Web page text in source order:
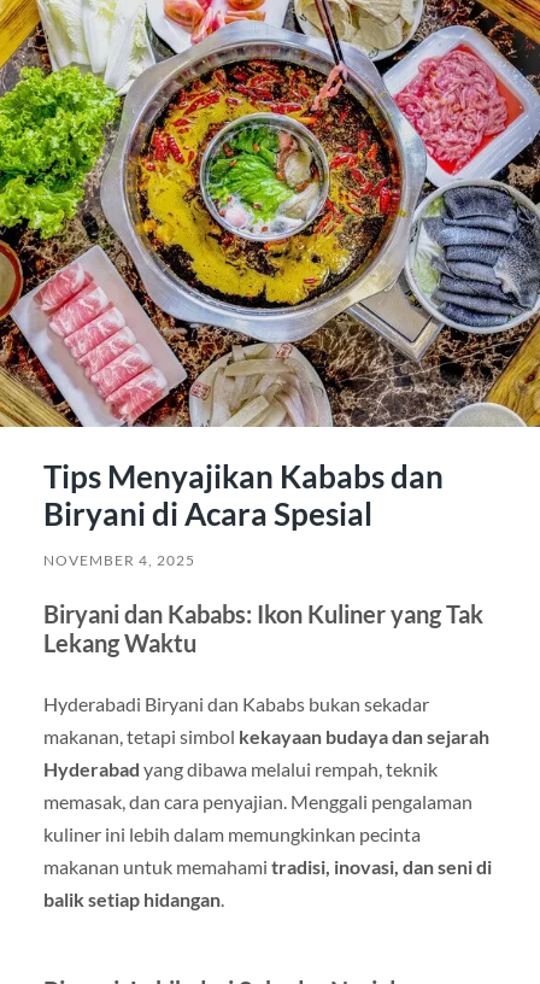
Tips Menyajikan Kababs dan
Biryani di Acara Spesial
NOVEMBER 4, 2025
Biryani dan Kababs: Ikon Kuliner yang Tak
Lekang Waktu
Hyderabadi Biryani dan Kababs bukan sekadar
makanan, tetapi simbol kekayaan budaya dan sejarah
Hyderabad yang dibawa melalui rempah, teknik
memasak, dan cara penyajian. Menggali pengalaman
kuliner ini lebih dalam memungkinkan pecinta
makanan untuk memahami tradisi, inovasi, dan seni di
balik setiap hidangan.